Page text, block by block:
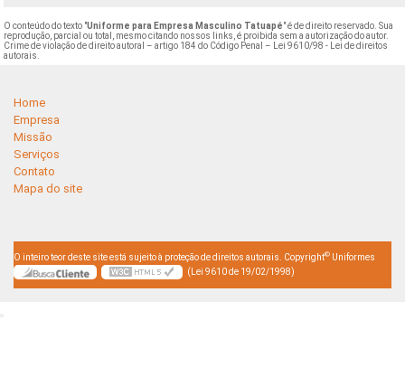
O conteúdo do texto "Uniforme para Empresa Masculino Tatuapé" é de direito reservado. Sua
reprodução, parcial ou total, mesmo citando nossos links, é proibida sem a autorização do autor.
Crime de violação de direito autoral – artigo 184 do Código Penal –
Lei 9610/98 - Lei de direitos
autorais
Home
Empresa
Missão
Serviços
Contato
Mapa do site
O inteiro teor deste site está sujeito à proteção de direitos autorais. Copyright© Uniformes
(Lei 9610 de 19/02/1998)